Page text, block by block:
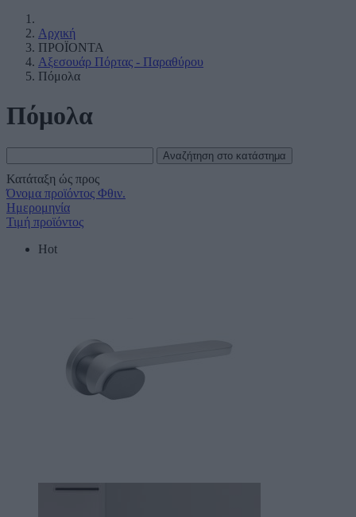
Αρχική
ΠΡΟΪΟΝΤΑ
Αξεσουάρ Πόρτας - Παραθύρου
Πόμολα
Πόμολα
Κατάταξη ώς προς
Όνομα προϊόντος Φθιν.
Ημερομηνία
Τιμή προϊόντος
Hot